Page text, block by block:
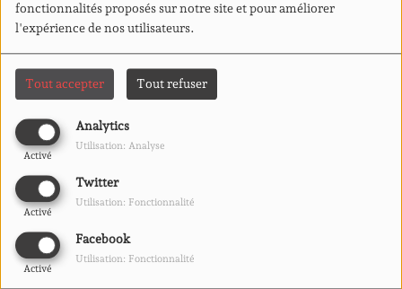
fonctionnalités proposés sur notre site et pour améliorer
l'expérience de nos utilisateurs.
Tout accepter Tout refuser
Analytics
Activé
Utilisation: Analyse
Twitter
Activé
Utilisation: Fonctionnalité
Facebook
Activé
Utilisation: Fonctionnalité